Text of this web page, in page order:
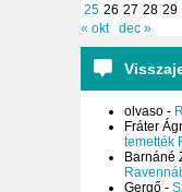
25 26 27 28 29
« okt
dec »
olvaso -
Fráter
temették
Barnáné
Gergő -